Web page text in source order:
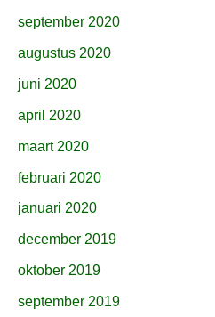
september 2020
augustus 2020
juni 2020
april 2020
maart 2020
februari 2020
januari 2020
december 2019
oktober 2019
september 2019